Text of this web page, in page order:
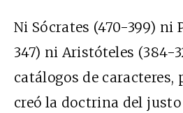
Ni Sócrates (470-399) ni
347) ni Aristóteles (384-
catálogos de caracteres,
creó la doctrina del